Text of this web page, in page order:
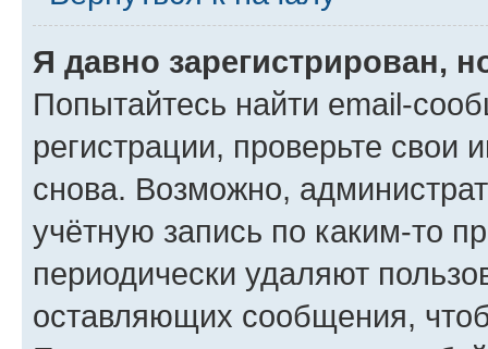
Я давно зарегистрирован,
Попытайтесь найти email-
регистрации, проверьте свои
снова. Возможно,
учётную запись по каким-то
периодически удаляют
оставляющих сообщения,